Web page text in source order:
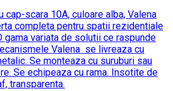
cap-scara 10A, culoare alba, Valena
completa pentru spatii rezidentiale
gama variata de solutii ce raspunde
Valena se livreaza cu
Se monteaza cu suruburi sau
Se echipeaza cu rama. Insotite de
transparenta.